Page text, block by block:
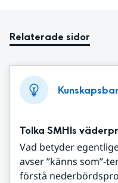
Relaterade sidor
Tolka SMHIs
Vad betyder
avser ”känns som”-
förstå